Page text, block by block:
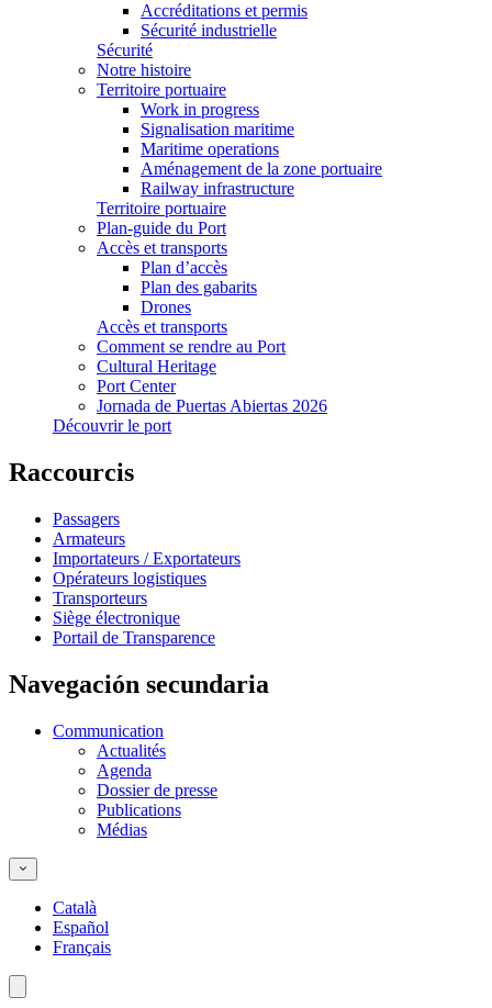
Accréditations et permis
Sécurité industrielle
Sécurité
Notre histoire
Territoire portuaire
Work in progress
Signalisation maritime
Maritime operations
Aménagement de la zone portuaire
Railway infrastructure
Territoire portuaire
Plan-guide du Port
Accès et transports
Plan d’accès
Plan des gabarits
Drones
Accès et transports
Comment se rendre au Port
Cultural Heritage
Port Center
Jornada de Puertas Abiertas 2026
Découvrir le port
Raccourcis
Passagers
Armateurs
Importateurs / Exportateurs
Opérateurs logistiques
Transporteurs
Siège électronique
Portail de Transparence
Navegación secundaria
Communication
Actualités
Agenda
Dossier de presse
Publications
Médias
Català
Español
Français